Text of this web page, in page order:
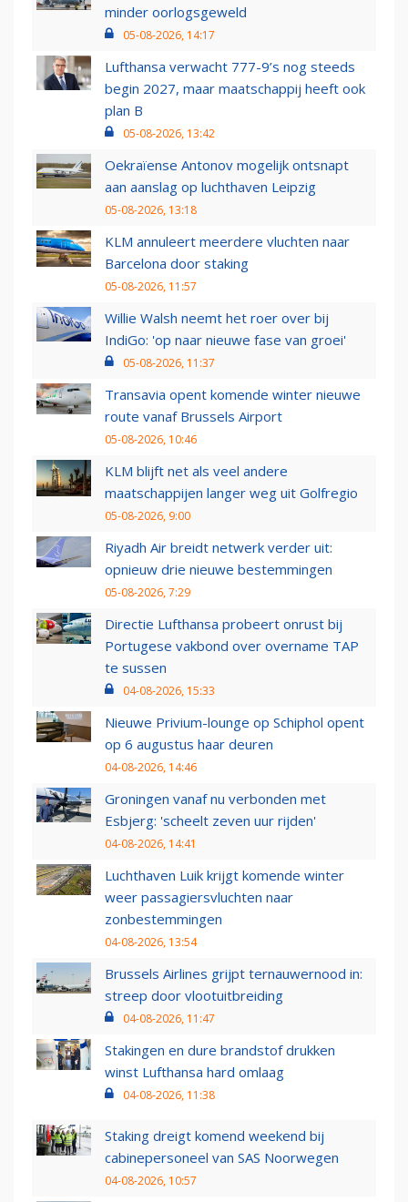
minder oorlogsgeweld
05-08-2026, 14:17
Lufthansa verwacht 777-9’s nog steeds
begin 2027, maar maatschappij heeft ook
plan B
05-08-2026, 13:42
Oekraïense Antonov mogelijk ontsnapt
aan aanslag op luchthaven Leipzig
05-08-2026, 13:18
KLM annuleert meerdere vluchten naar
Barcelona door staking
05-08-2026, 11:57
Willie Walsh neemt het roer over bij
IndiGo: 'op naar nieuwe fase van groei'
05-08-2026, 11:37
Transavia opent komende winter nieuwe
route vanaf Brussels Airport
05-08-2026, 10:46
KLM blijft net als veel andere
maatschappijen langer weg uit Golfregio
05-08-2026, 9:00
Riyadh Air breidt netwerk verder uit:
opnieuw drie nieuwe bestemmingen
05-08-2026, 7:29
Directie Lufthansa probeert onrust bij
Portugese vakbond over overname TAP
te sussen
04-08-2026, 15:33
Nieuwe Privium-lounge op Schiphol opent
op 6 augustus haar deuren
04-08-2026, 14:46
Groningen vanaf nu verbonden met
Esbjerg: 'scheelt zeven uur rijden'
04-08-2026, 14:41
Luchthaven Luik krijgt komende winter
weer passagiersvluchten naar
zonbestemmingen
04-08-2026, 13:54
Brussels Airlines grijpt ternauwernood in:
streep door vlootuitbreiding
04-08-2026, 11:47
Stakingen en dure brandstof drukken
winst Lufthansa hard omlaag
04-08-2026, 11:38
Staking dreigt komend weekend bij
cabinepersoneel van SAS Noorwegen
04-08-2026, 10:57